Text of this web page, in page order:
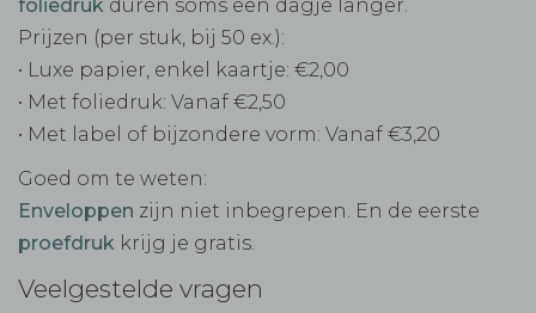
foliedruk duren soms een dagje langer.
Prijzen (per stuk, bij 50 ex.):
• Luxe papier, enkel kaartje: €2,00
• Met foliedruk: Vanaf €2,50
• Met label of bijzondere vorm: Vanaf €3,20
Goed om te weten:
Enveloppen zijn niet inbegrepen. En de eerste
proefdruk krijg je gratis.
Veelgestelde vragen